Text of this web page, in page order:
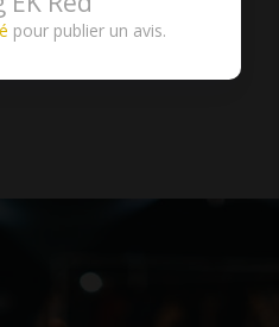
pour publier un avis.